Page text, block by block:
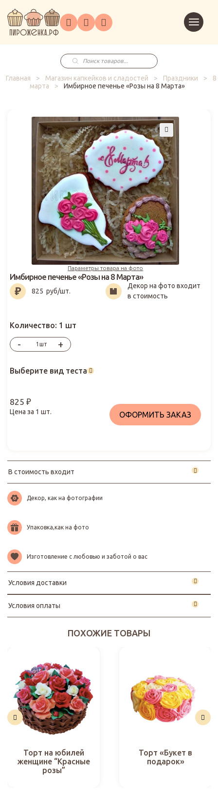
ГлавнаяКаталог
на
заказ
Праздники
Корпоративным
клиентам
в
корзину
Поиск
товаров
Главная
> Магазин капкейков и сладостей > Праздники >
8
марта
> Имбирное печенье «Розы на 8 Марта»
Параметры товара на фото
825₽
Имбирное печенье «Розы на 8 Марта»
825 руб/шт.
Декор на фото входит
в стоимость
Количество: 1 шт
- шт +
Выберите вид теста
825 ₽
Цена за 1 шт. ОФОРМИТЬ ЗАКАЗ
В стоимость входит
Декор, как на фотографии
Упаковка,как на фото
Изготовление с любовью и заботой о вас
Условия доставки
Условия оплаты
ПОХОЖИЕ ТОВАРЫ
Торт на юбилей
женщине “Красные
розы”
Торт «Букет в
подарок»